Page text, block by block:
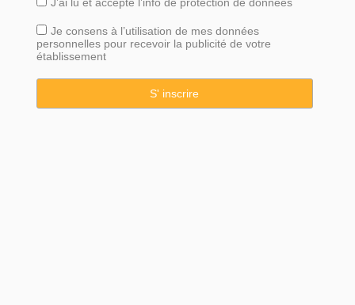
Je consens à l’utilisation de mes données
personnelles pour recevoir la publicité de votre
établissement